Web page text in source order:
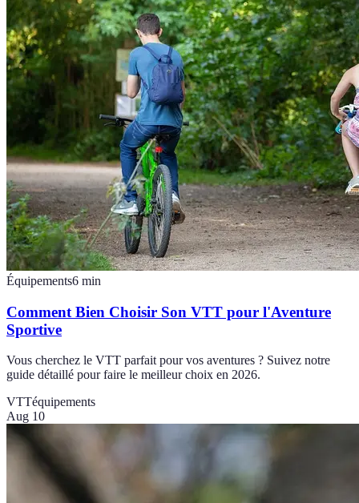
Équipements6 min
Comment Bien Choisir Son VTT pour l'Aventure
Sportive
Vous cherchez le VTT parfait pour vos aventures ? Suivez notre
guide détaillé pour faire le meilleur choix en 2026.
VTTéquipements
Aug 10